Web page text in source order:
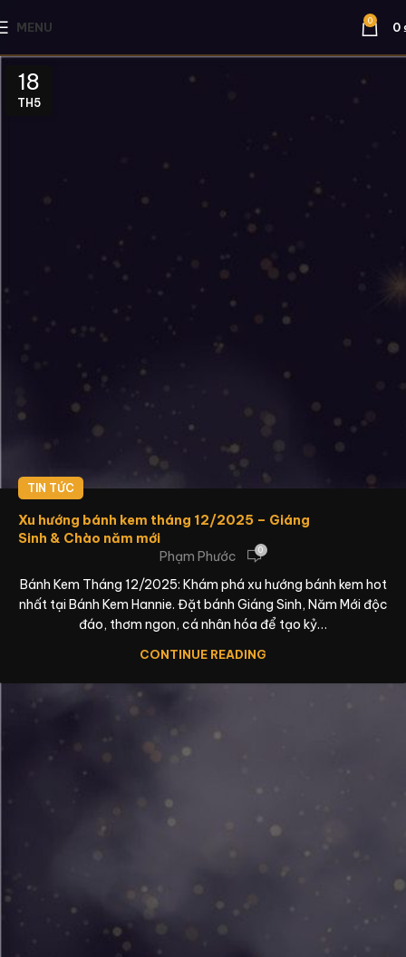
MENU 0 0
18
TH5
TIN TỨC
Xu hướng bánh kem tháng 12/2025 – Giáng
Sinh & Chào năm mới
Phạm Phước
0
Bánh Kem Tháng 12/2025: Khám phá xu hướng bánh kem hot
nhất tại Bánh Kem Hannie. Đặt bánh Giáng Sinh, Năm Mới độc
đáo, thơm ngon, cá nhân hóa để tạo kỷ…
CONTINUE READING